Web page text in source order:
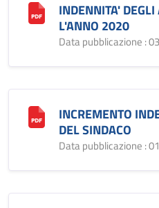
INDENNITA'
L'ANNO 2020
Data pubblicazione :
INCREMENTO
DEL SINDACO
Data pubblicazione :